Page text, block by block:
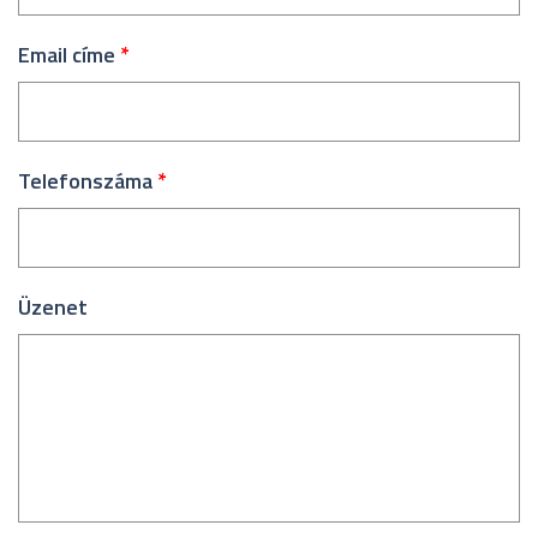
Email címe *
Telefonszáma*
Üzenet